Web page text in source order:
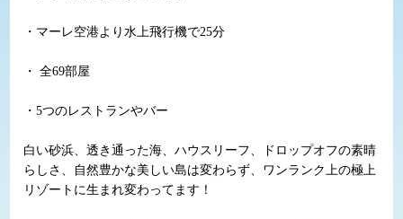
・マーレ空港より水上飛行機で25分
・ 全69部屋
・5つのレストランやバー
白い砂浜、透き通った海、ハウスリーフ、ドロップオフの素晴
らしさ、自然豊かな美しい島は変わらず、ワンランク上の極上
リゾートに生まれ変わってます！